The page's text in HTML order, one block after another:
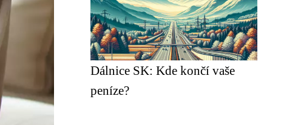
Dálnice SK: Kde končí vaše
peníze?